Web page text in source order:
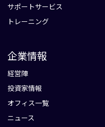
サポートサービス
トレーニング
企業情報
経営陣
投資家情報
オフィス一覧
ニュース